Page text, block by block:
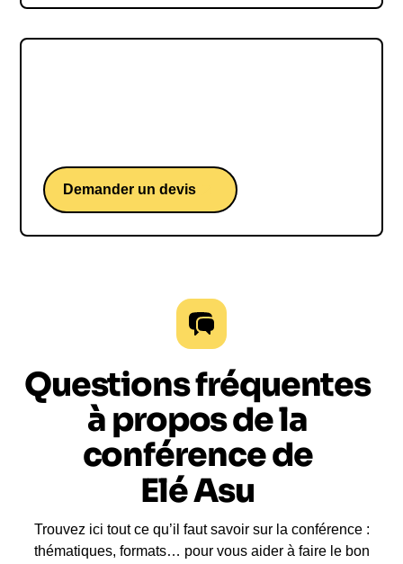
Demander un devis
Questions fréquentes
à propos de la
conférence de
Elé Asu
Trouvez ici tout ce qu’il faut savoir sur la conférence :
thématiques, formats… pour vous aider à faire le bon